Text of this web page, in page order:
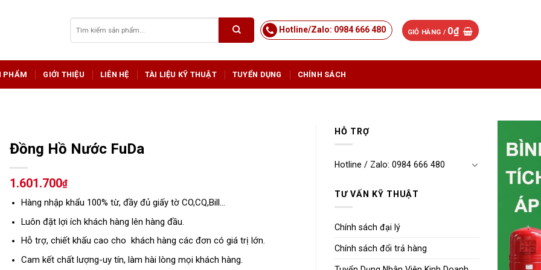
kiếm:
Hotline/Zalo: 0984 666 480 GIỎ HÀNG / 0₫
PHẨM GIỚI THIỆU LIÊN HỆ TÀI LIỆU KỸ THUẬT TUYỂN DỤNG CHÍNH SÁCH
HỖ TRỢ
Hotline / Zalo: 0984 666 480
TƯ VẤN KỸ THUẬT
Chính sách đại lý
Chính sách đổi trả hàng
Đồng Hồ Nước FuDa
1.601.700₫
Hàng nhập khẩu 100% từ, đầy đủ giấy tờ CO,CQ,Bill…
Luôn đặt lợi ích khách hàng lên hàng đầu.
Hỗ trợ, chiết khấu cao cho khách hàng các đơn có giá trị lớn.
Cam kết chất lượng-uy tín, làm hài lòng mọi khách hàng.